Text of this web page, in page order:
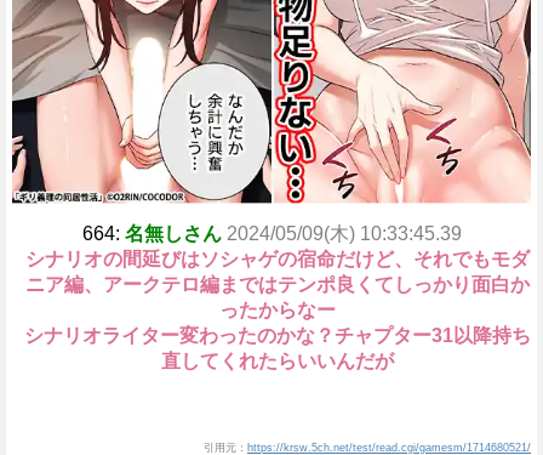
664: 名無しさん 2024/05/09(木) 10:33:45.39
シナリオの間延びはソシャゲの宿命だけど、それでもモダ
ニア編、アークテロ編まではテンポ良くてしっかり面白か
ったからなー
シナリオライター変わったのかな？チャプター31以降持ち
直してくれたらいいんだが
引用元： https://krsw.5ch.net/test/read.cgi/gamesm/1714680521/